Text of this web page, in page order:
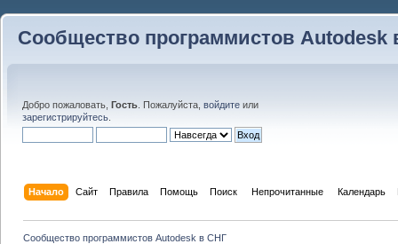
Сообщество программистов Autodesk
Добро пожаловать, Гость . Пожалуйста, войдите или
зарегистрируйтесь
Начало Сайт Правила Помощь Поиск Непрочитанные Календарь
Сообщество программистов Autodesk в СНГ